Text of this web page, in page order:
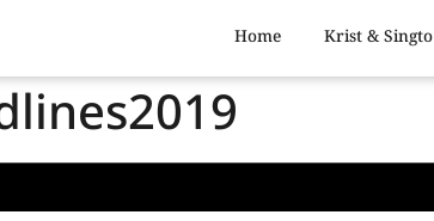
Home Krist & Singto